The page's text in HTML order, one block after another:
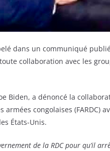
dans un communiqué
collaboration avec les
Biden, a dénoncé la
congolaises (FARDC)
États-Unis.
de la RDC pour qu’il